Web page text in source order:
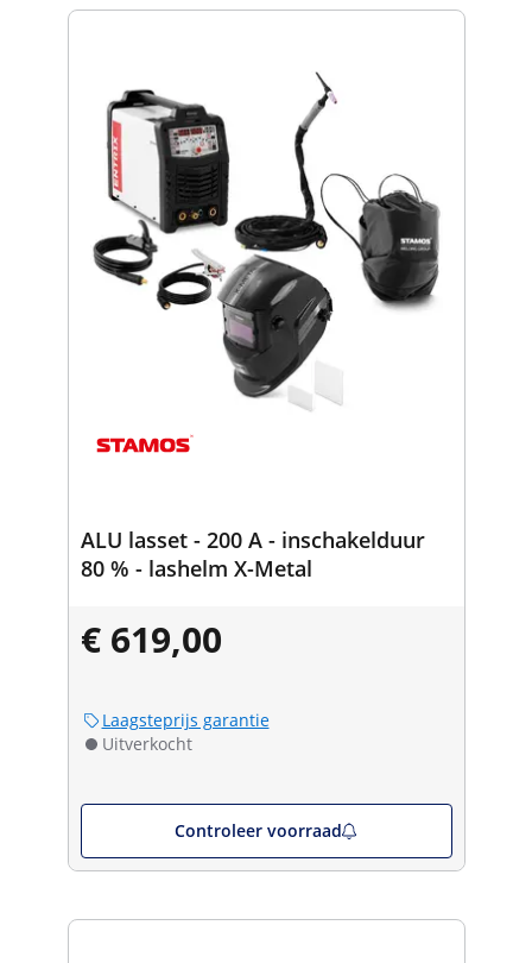
ALU lasset - 200 A - inschakelduur
80 % - lashelm X-Metal
€ 619,00
Laagsteprijs garantie
Uitverkocht
Controleer voorraad